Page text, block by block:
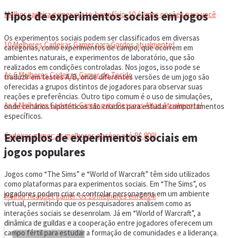
Melhor cadeira gamer custo-benefício: 10 ótimas opções para você
10 Melhores Cadeiras Gamer para Gordos atualmente!
As 6 Melhores Cadeiras Gamer de Tecido
As 6 Melhores Cadeiras Gamer para Pessoas Altas Atualmente!
Cadeiras gamer: as melhores opções até R$ 800!
Melhor headset gamer: os 10 melhores em 2024!
Tipos de experimentos sociais em jogos
Os experimentos sociais podem ser classificados em diversas
categorias, como experimentos de campo, que ocorrem em
ambientes naturais, e experimentos de laboratório, que são
realizados em condições controladas. Nos jogos, isso pode se
traduzir em testes A/B, onde diferentes versões de um jogo são
oferecidas a grupos distintos de jogadores para observar suas
reações e preferências. Outro tipo comum é o uso de simulações,
onde cenários hipotéticos são criados para estudar comportamentos
específicos.
Exemplos de experimentos sociais em
jogos populares
Jogos como “The Sims” e “World of Warcraft” têm sido utilizados
como plataformas para experimentos sociais. Em “The Sims”, os
jogadores podem criar e controlar personagens em um ambiente
virtual, permitindo que os pesquisadores analisem como as
interações sociais se desenrolam. Já em “World of Warcraft”, a
dinâmica de guildas e a cooperação entre jogadores oferecem um
campo fértil para estudar a formação de comunidades e a liderança.